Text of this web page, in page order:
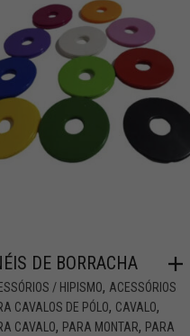
DE BORRACHA
/ HIPISMO, ACESSÓRIOS
CAVALOS DE PÓLO, CAVALO,
CAVALO, PARA MONTAR, PARA